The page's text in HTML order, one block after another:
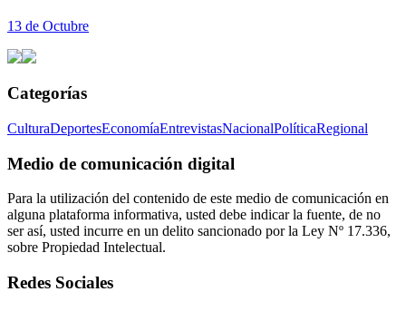
13 de Octubre
Categorías
CulturaDeportesEconomíaEntrevistasNacionalPolíticaRegional
Medio de comunicación digital
Para la utilización del contenido de este medio de comunicación en
alguna plataforma informativa, usted debe indicar la fuente, de no
ser así, usted incurre en un delito sancionado por la Ley Nº 17.336,
sobre Propiedad Intelectual.
Redes Sociales